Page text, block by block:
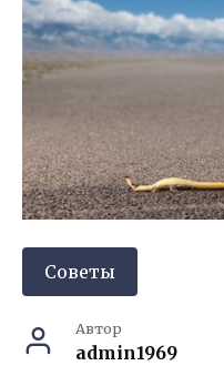
Советы
Автор
admin1969